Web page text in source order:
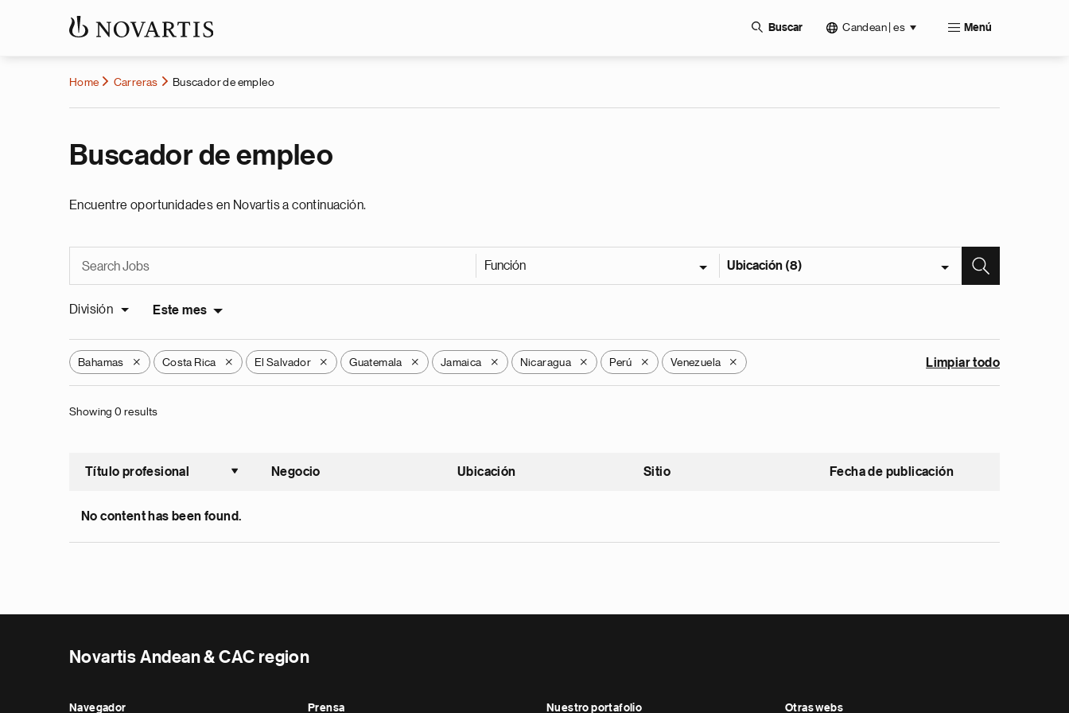
Buscar Candean | es Menú
Home Carreras Buscador de empleo
Buscador de empleo
Encuentre oportunidades en Novartis a continuación.
Función Ubicación (8)
División Este mes
Bahamas X Costa Rica X El Salvador X Guatemala X Jamaica X Nicaragua X Perú X Venezuela X Limpiar todo
Showing 0 results
Título profesional
Ordenar ascendente
Negocio Ubicación Sitio Fecha de publicación
No content has been found.
Novartis Andean & CAC region
Navegador Prensa Nuestro portafolio Otras webs